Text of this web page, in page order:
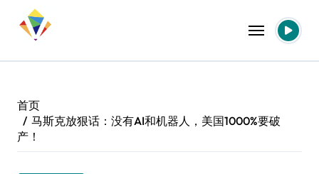
首页
马斯克放狠话：没有AI和机器人，美国1000%要破
产！